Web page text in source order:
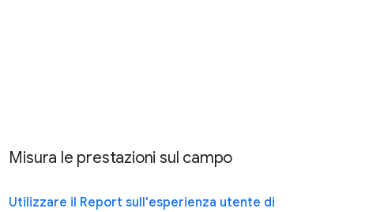
Misura le prestazioni sul campo
Utilizzare il Report sull'esperienza utente di